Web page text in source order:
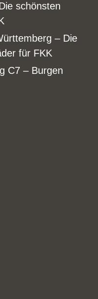
schönsten
– Die
für FKK
C7 – Burgen